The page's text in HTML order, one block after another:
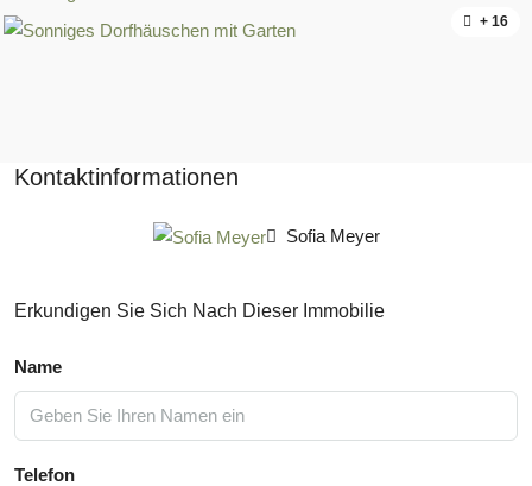
+ 16
Kontaktinformationen
Sofia Meyer
Erkundigen Sie Sich Nach Dieser Immobilie
Name
Telefon